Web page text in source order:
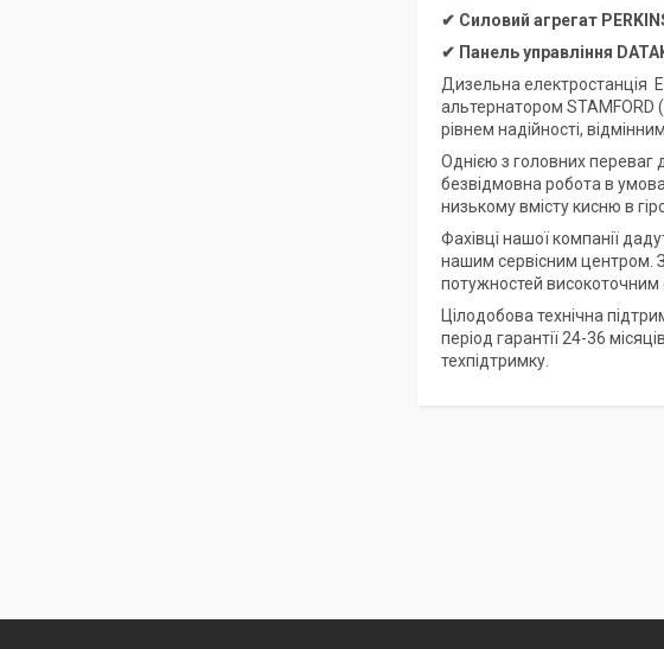
✔ Силовий агрегат
✔ Панель управління
Дизельна електростанція
альтернатором STAMFORD
рівнем надійності,
Однією з головних переваг
безвідмовна робота в
низькому вмісту кисню в
Фахівці нашої компанії
нашим сервісним центром.
потужностей високоточним
Цілодобова технічна
період гарантії 24-36
техпідтримку.